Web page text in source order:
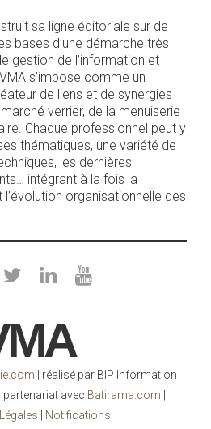
sa ligne éditoriale sur de
bases d’une démarche très
gestion de l’information et
s’impose comme un
de liens et de synergies
verrier, de la menuiserie
Chaque professionnel peut y
thématiques, une variété de
les dernières
intégrant à la fois la
l’évolution organisationnelle des
| réalisé par BIP Information
avec Batirama.com
Notifications